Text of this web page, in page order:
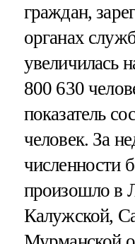
граждан,
органах
увеличилась
800 630
показатель
человек. За
численности
произошло в
Калужской,